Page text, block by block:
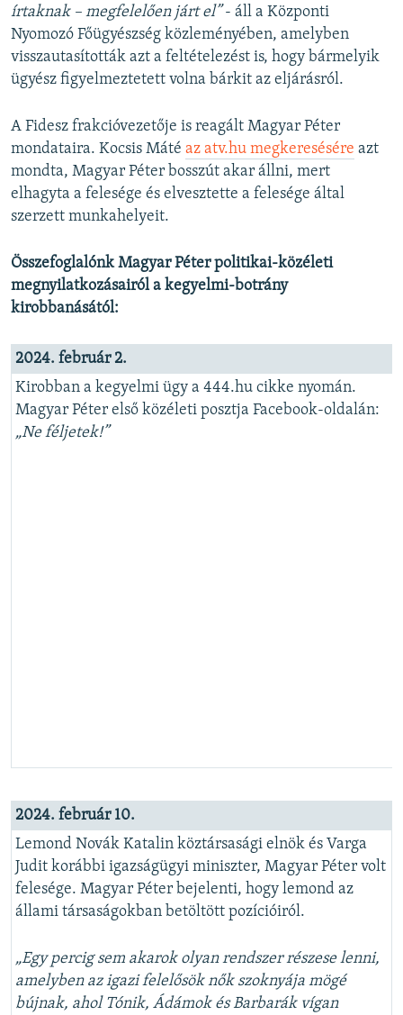
írtaknak – megfelelően járt el”- áll a Központi
Nyomozó Főügyészség közleményében, amelyben
visszautasították azt a feltételezést is, hogy bármelyik
ügyész figyelmeztetett volna bárkit az eljárásról.
A Fidesz frakcióvezetője is reagált Magyar Péter
mondataira. Kocsis Máté az atv.hu megkeresésére azt
mondta, Magyar Péter bosszút akar állni, mert
elhagyta a felesége és elvesztette a felesége által
szerzett munkahelyeit.
Összefoglalónk Magyar Péter politikai-közéleti
megnyilatkozásairól a kegyelmi-botrány
kirobbanásától:
2024. február 2.
Kirobban a kegyelmi ügy a 444.hu cikke nyomán.
Magyar Péter első közéleti posztja Facebook-oldalán:
„Ne féljetek!”
2024. február 10.
Lemond Novák Katalin köztársasági elnök és Varga
Judit korábbi igazságügyi miniszter, Magyar Péter volt
felesége. Magyar Péter bejelenti, hogy lemond az
állami társaságokban betöltött pozícióiról.
„Egy percig sem akarok olyan rendszer részese lenni,
amelyben az igazi felelősök nők szoknyája mögé
bújnak, ahol Tónik, Ádámok és Barbarák vígan